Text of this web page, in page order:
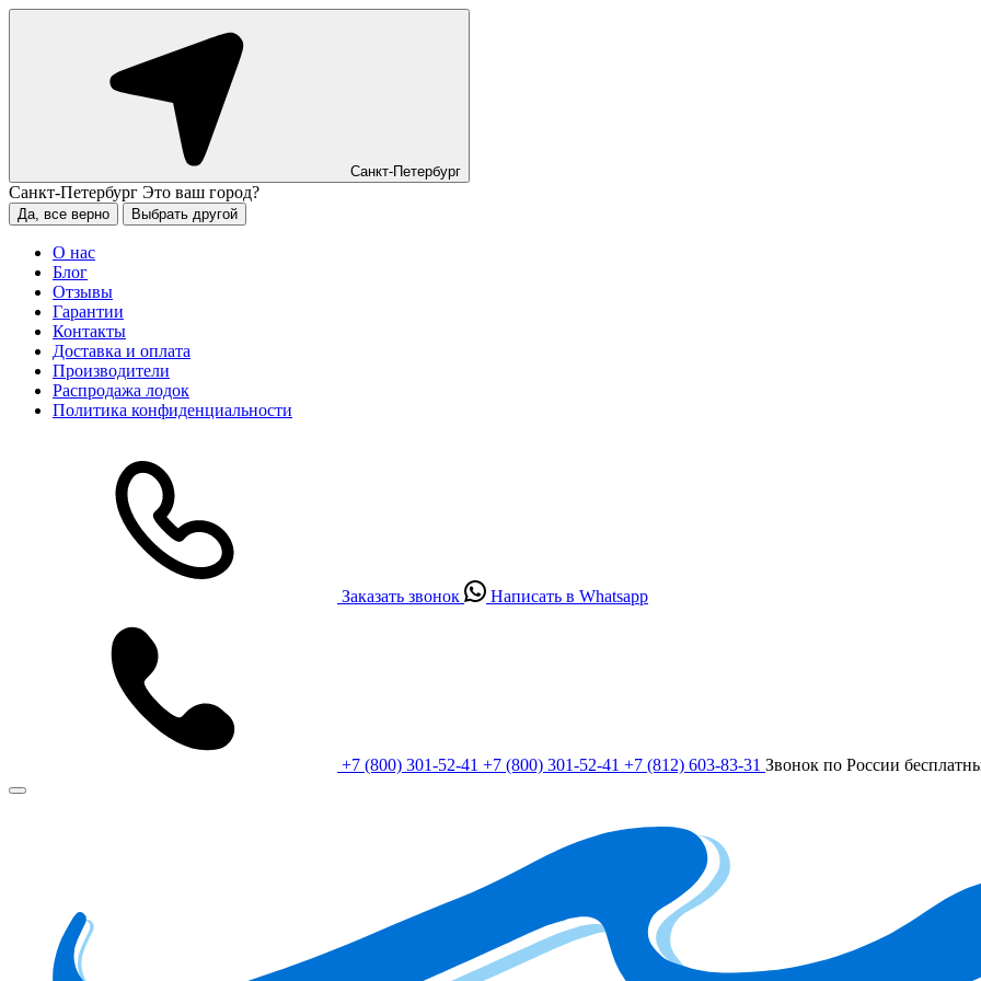
Санкт-Петербург
Санкт-Петербург Это ваш город?
Да, все верно Выбрать другой
О нас
Блог
Отзывы
Гарантии
Контакты
Доставка и оплата
Производители
Распродажа лодок
Политика конфиденциальности
Заказать звонок Написать в Whatsapp
+7 (800) 301-52-41 +7 (800) 301-52-41 +7 (812) 603-83-31 Звонок по России